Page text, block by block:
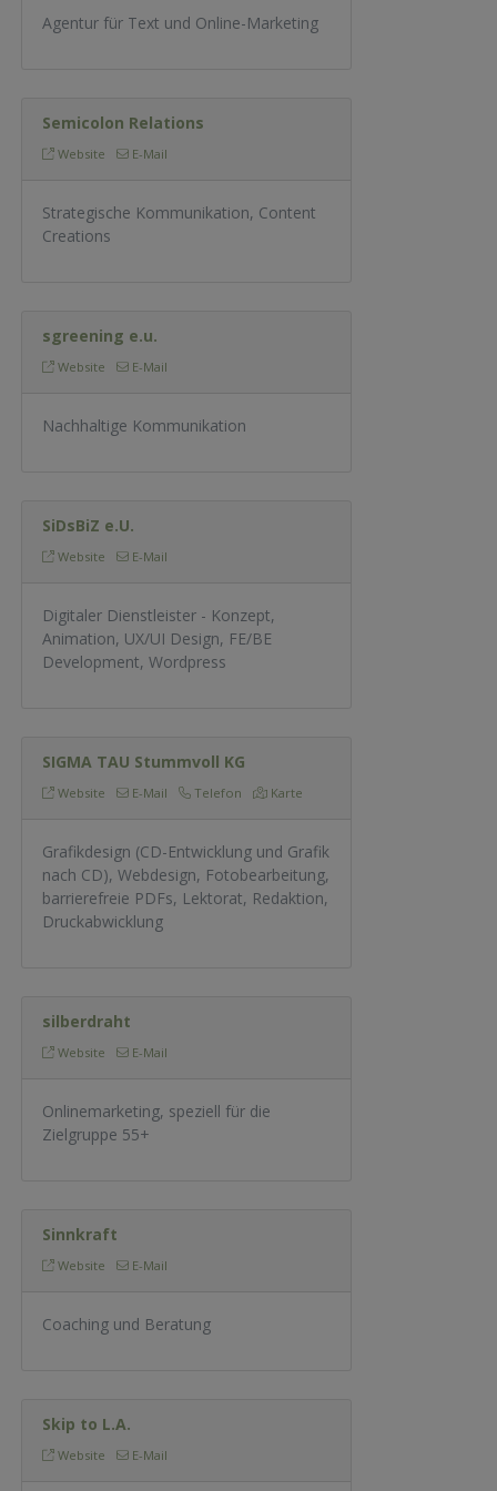
Agentur für Text und Online-Marketing
Semicolon Relations
Website E-Mail
Strategische Kommunikation, Content
Creations
sgreening e.u.
Website E-Mail
Nachhaltige Kommunikation
SiDsBiZ e.U.
Website E-Mail
Digitaler Dienstleister - Konzept,
Animation, UX/UI Design, FE/BE
Development, Wordpress
SIGMA TAU Stummvoll KG
Website E-Mail Telefon Karte
Grafikdesign (CD-Entwicklung und Grafik
nach CD), Webdesign, Fotobearbeitung,
barrierefreie PDFs, Lektorat, Redaktion,
Druckabwicklung
silberdraht
Website E-Mail
Onlinemarketing, speziell für die
Zielgruppe 55+
Sinnkraft
Website E-Mail
Coaching und Beratung
Skip to L.A.
Website E-Mail